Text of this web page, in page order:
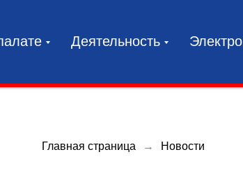
Деятельность
Главная страница → Новости